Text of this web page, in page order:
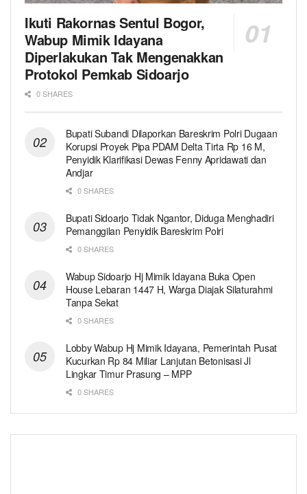
Ikuti Rakornas Sentul Bogor,
Wabup Mimik Idayana
Diperlakukan Tak Mengenakkan
Protokol Pemkab Sidoarjo
0 SHARES
Bupati Subandi Dilaporkan Bareskrim Polri Dugaan
Korupsi Proyek Pipa PDAM Delta Tirta Rp 16 M,
Penyidik Klarifikasi Dewas Fenny Apridawati dan
Andjar
0 SHARES
Bupati Sidoarjo Tidak Ngantor, Diduga Menghadiri
Pemanggilan Penyidik Bareskrim Polri
0 SHARES
Wabup Sidoarjo Hj Mimik Idayana Buka Open
House Lebaran 1447 H, Warga Diajak Silaturahmi
Tanpa Sekat
0 SHARES
Lobby Wabup Hj Mimik Idayana, Pemerintah Pusat
Kucurkan Rp 84 Miliar Lanjutan Betonisasi Jl
Lingkar Timur Prasung – MPP
0 SHARES